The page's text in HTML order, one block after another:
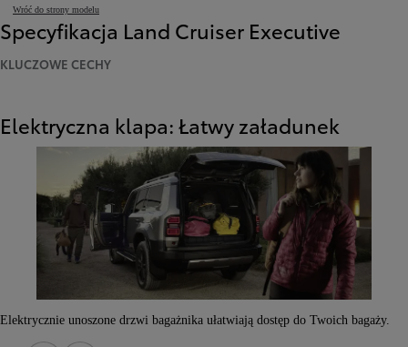
Wróć do strony modelu
Specyfikacja Land Cruiser Executive
KLUCZOWE CECHY
Elektryczna klapa: Łatwy załadunek
Elektrycznie unoszone drzwi bagażnika ułatwiają dostęp do Twoich bagaży.